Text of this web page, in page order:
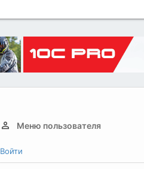
Меню пользователя
Войти